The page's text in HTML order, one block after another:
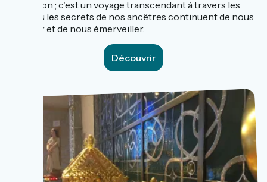
excursion ; c'est un voyage transcendant à travers les
âges, où les secrets de nos ancêtres continuent de nous
inspirer et de nous émerveiller.
Découvrir